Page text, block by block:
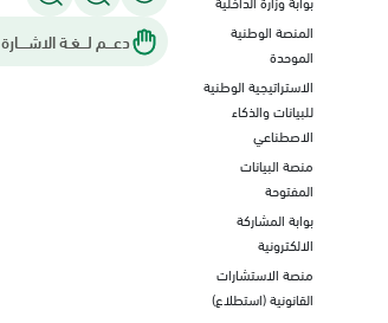
المنصة الوطنية
الموحدة
الاستراتيجية الوطنية
للبيانات والذكاء
الاصطناعي
منصة البيانات
المفتوحة
بوابة المشاركة
الالكترونية
منصة الاستشارات
القانونية (استطلاع)
دعـــم لـــغـة الاشــــارة